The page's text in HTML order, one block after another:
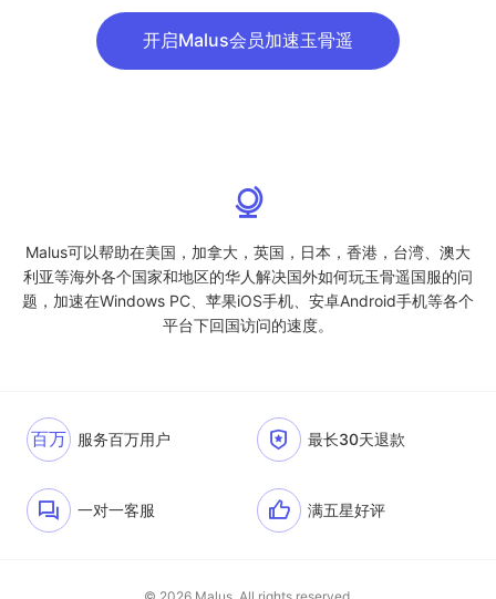
开启Malus会员加速玉骨遥
Malus可以帮助在美国，加拿大，英国，日本，香港，台湾、澳大
利亚等海外各个国家和地区的华人解决国外如何玩玉骨遥国服的问
题，加速在Windows PC、苹果iOS手机、安卓Android手机等各个
平台下回国访问的速度。
百万 服务百万用户 最长30天退款
一对一客服 满五星好评